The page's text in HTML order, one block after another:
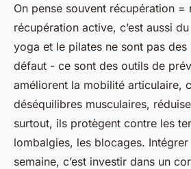
On pense souvent récupération =
récupération active, c’est aussi
yoga et le pilates ne sont pas
défaut - ce sont des outils de
améliorent la mobilité articulaire,
déséquilibres musculaires,
surtout, ils protègent contre les
lombalgies, les blocages.
semaine, c’est investir dans un